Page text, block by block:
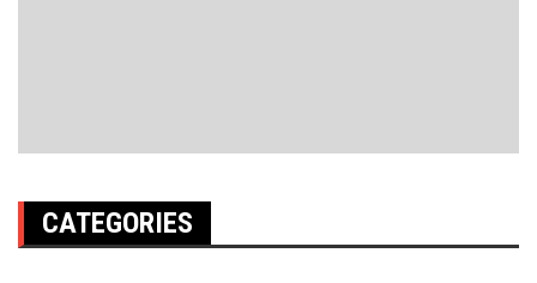
CATEGORIES